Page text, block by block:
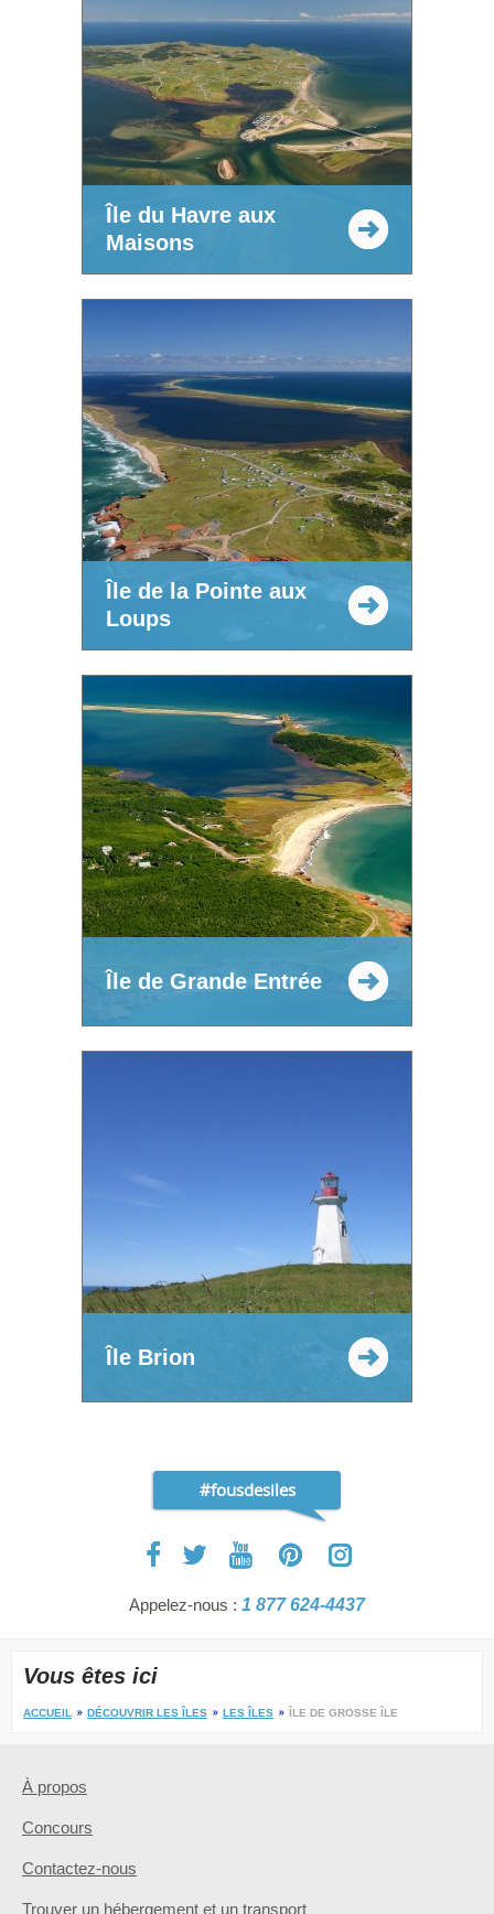
Île du Havre aux
Maisons
Île de la Pointe aux
Loups
Île de Grande Entrée
Île Brion
#fousdesiles
Appelez-nous : 1 877 624-4437
Vous êtes ici
ACCUEIL DÉCOUVRIR LES ÎLES LES ÎLES ÎLE DE GROSSE ÎLE
À propos
Concours
Contactez-nous
Trouver un hébergement et un transport